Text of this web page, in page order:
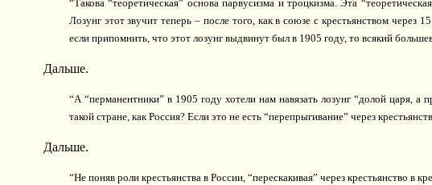
“Такова “теоретическая” основа парвусизма и троцкизма. Эта
Лозунг этот звучит теперь – после того, как в союзе с крестьянством
если припомнить, что этот лозунг выдвинут был в 1905 году, то всякий
Дальше.
“А “перманентники” в 1905 году хотели нам навязать лозунг “долой царя, а
такой стране, как Россия? Если это не есть “перепрыгивание” через
Дальше.
“Не поняв роли крестьянства в России, “перескакивая” через крестьянство в